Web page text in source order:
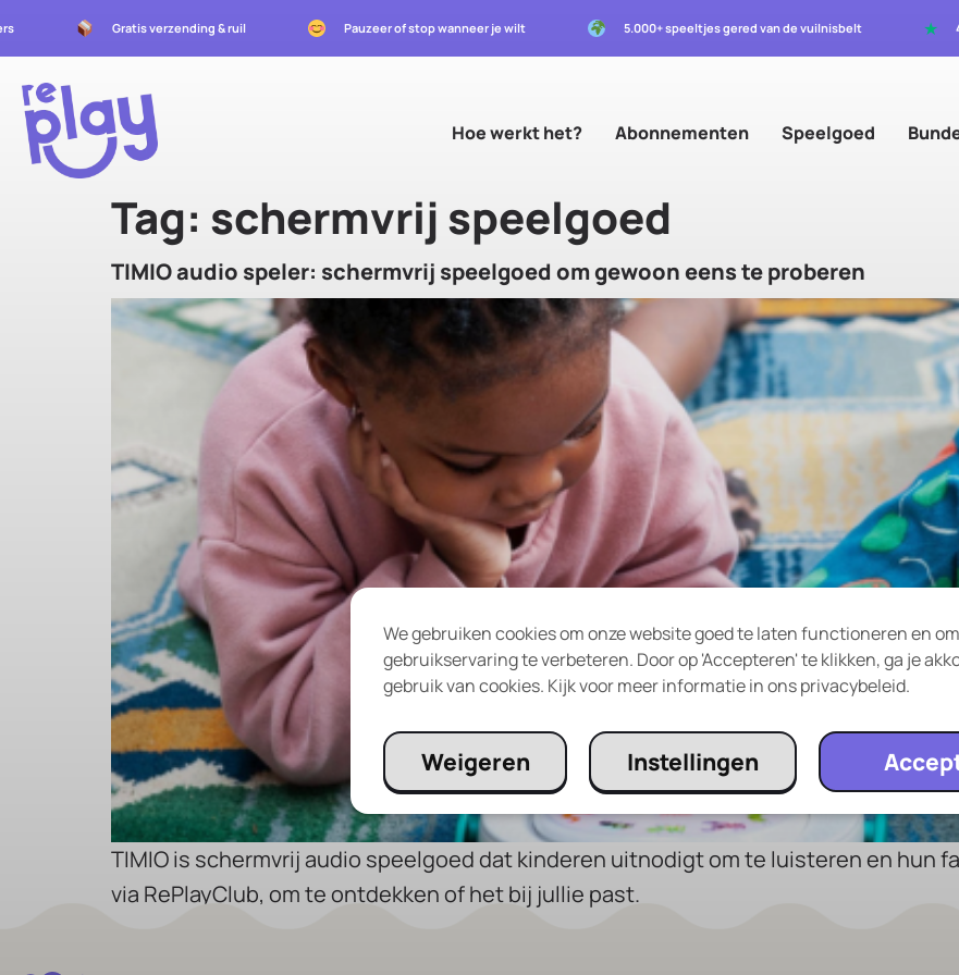
Gratis verzending & ruil Pauzeer of stop wanneer je wilt 5.000+ speeltjes gered van de vuilnisbelt ★
Hoe werkt het? Abonnementen Speelgoed
Tag: schermvrij speelgoed
TIMIO audio speler: schermvrij speelgoed om gewoon eens te proberen
TIMIO is schermvrij audio speelgoed dat kinderen uitnodigt om te luisteren en hun
via RePlayClub, om te ontdekken of het bij jullie past.
We gebruiken cookies om onze website goed te laten functioneren en
gebruikservaring te verbeteren. Door op 'Accepteren' te klikken, ga je
gebruik van cookies. Kijk voor meer informatie in ons privacybeleid.
Instellingen
Weigeren